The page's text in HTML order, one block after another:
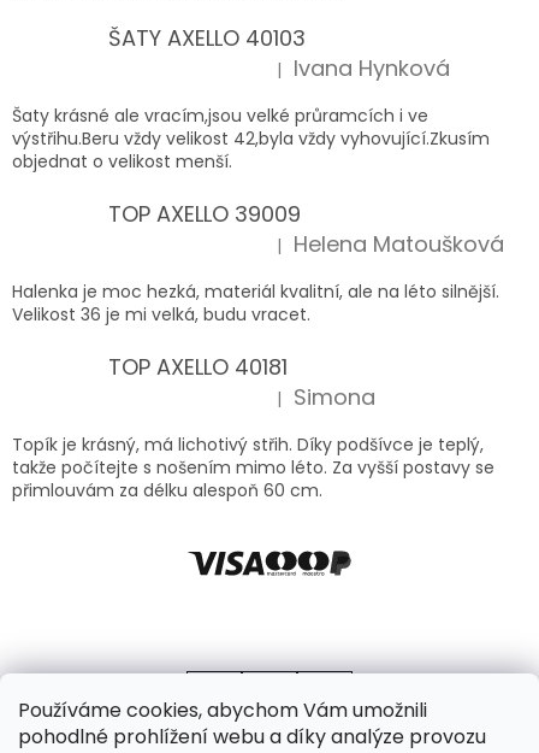
Používáme cookies, abychom Vám umožnili
pohodlné prohlížení webu a díky analýze provozu
ŠATY AXELLO 40103
Hodnocení produktu je 5 z 5 hvězdiček.
| Ivana Hynková
Šaty krásné ale vracím,jsou velké průramcích i ve
výstřihu.Beru vždy velikost 42,byla vždy vyhovující.Zkusím
objednat o velikost menší.
TOP AXELLO 39009
Hodnocení produktu je 5 z 5 hvězdiček.
| Helena Matoušková
Halenka je moc hezká, materiál kvalitní, ale na léto silnější.
Velikost 36 je mi velká, budu vracet.
TOP AXELLO 40181
Hodnocení produktu je 5 z 5 hvězdiček.
| Simona
Topík je krásný, má lichotivý střih. Díky podšívce je teplý,
takže počítejte s nošením mimo léto. Za vyšší postavy se
přimlouvám za délku alespoň 60 cm.